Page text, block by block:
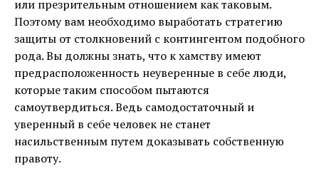
или презрительным отношением как таковым.
Поэтому вам необходимо выработать стратегию
защиты от столкновений с контингентом подобного
рода. Вы должны знать, что к хамству имеют
предрасположенность неуверенные в себе люди,
которые таким способом пытаются
самоутвердиться. Ведь самодостаточный и
уверенный в себе человек не станет
насильственным путем доказывать собственную
правоту.